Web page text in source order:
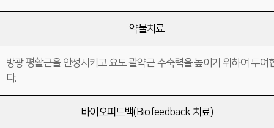
약물치료
방광 평활근을 안정시키고 요도 괄약근 수축력을 높이기 위하여 투여
다.
바이오피드백(Biofeedback 치료)